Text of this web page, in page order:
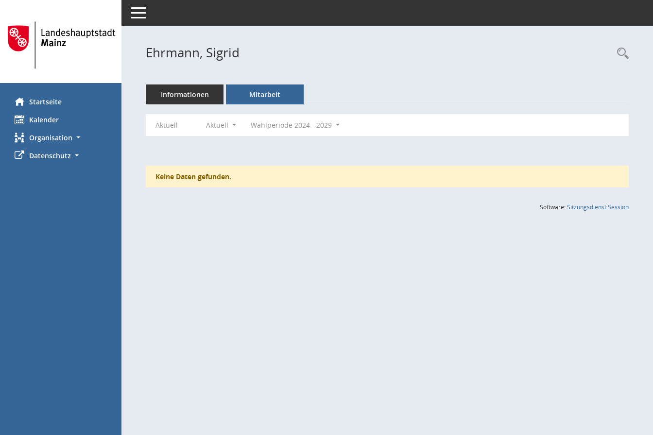
Startseite
Kalender
Organisation
Datenschutz
Toggle navigation
Ehrmann, Sigrid
Informationen Mitarbeit
Aktuell Aktuell Wahlperiode 2024 - 2029
Keine Daten gefunden.
Software:SitzungsdienstSession(Wird in